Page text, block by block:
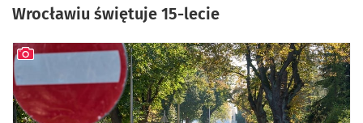
Wrocławiu świętuje 15-lecie